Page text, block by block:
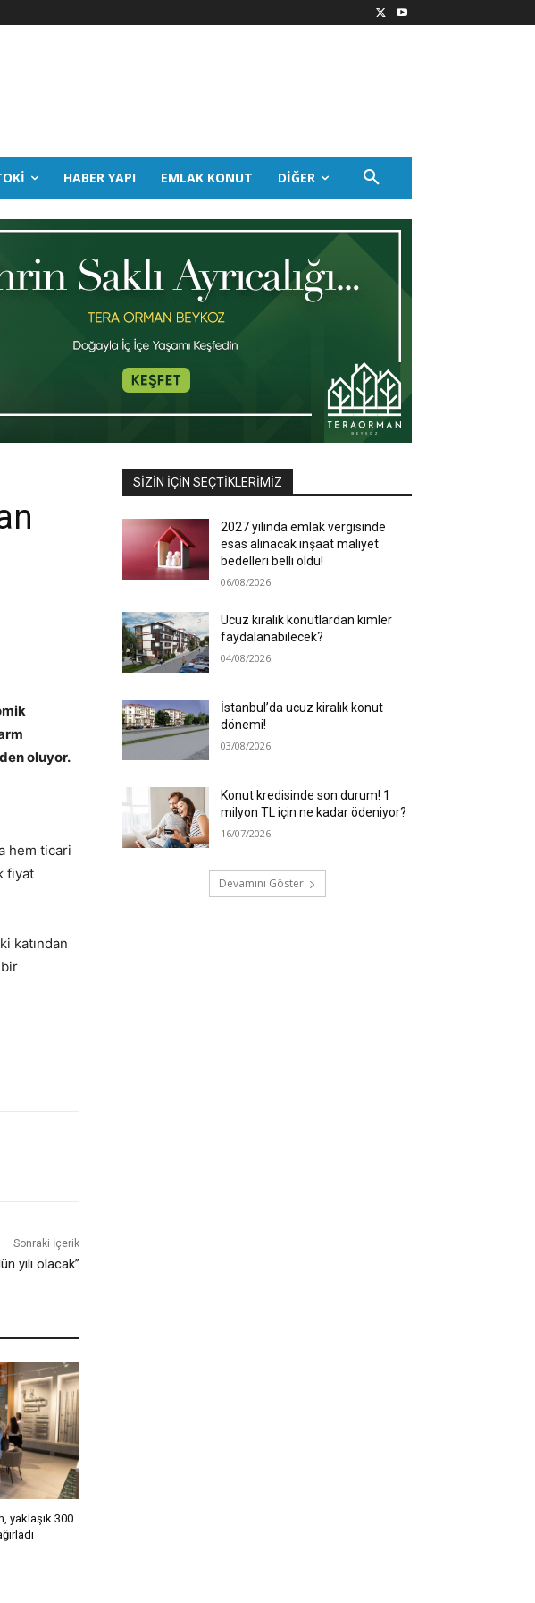
HABER YAPI EMLAK KONUT DIĞER
oluyor.
hem ticari
fiyat
katından
Sonraki İçerik
yılı olacak”
yaklaşık 300
SIZIN İÇIN SEÇTIKLERIMIZ
2027 yılında emlak vergisinde
esas alınacak inşaat maliyet
bedelleri belli oldu!
06/08/2026
Ucuz kiralık konutlardan kimler
faydalanabilecek?
04/08/2026
İstanbul’da ucuz kiralık konut
dönemi!
03/08/2026
Konut kredisinde son durum! 1
milyon TL için ne kadar ödeniyor?
16/07/2026
Devamını Göster